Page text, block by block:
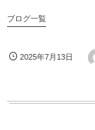
ブログ一覧
2025年7月13日